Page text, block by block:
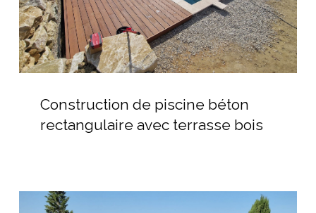
piscine
béton
Construction de piscine béton
rectangulaire avec terrasse bois